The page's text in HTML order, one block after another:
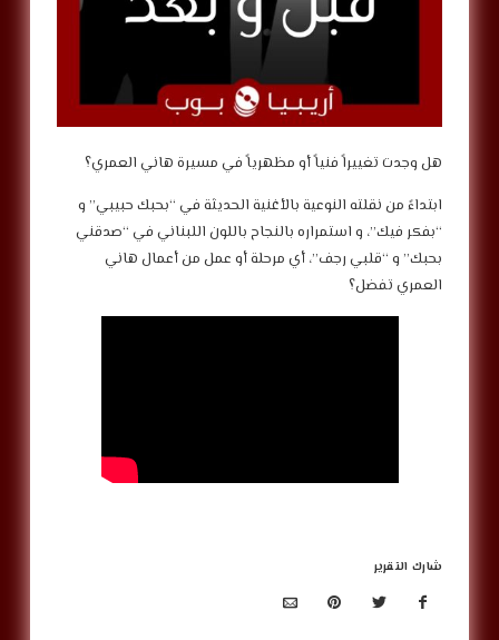
‎ابتداءً من نقلته النوعية بالأغنية الحديثة في “بحبك حبيبي” و
“بفكر فيك”، و استمراره بالنجاح باللون اللبناني في “صدقني
بحبك” و “قلبي رجف”، أي مرحلة أو عمل من أعمال هاني
العمري تفضل؟
شارك التقرير